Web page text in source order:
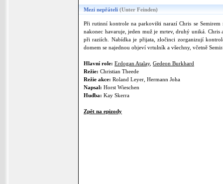
Mezi nepřáteli (Unter Feinden)
Při rutinní kontrole na parkovišti narazí Chris se
nakonec havaruje, jeden muž je mrtev, druhý uniká.
při raziích. Nabídka je přijata, zločinci zorganizují
domem se najednou objeví vrtulník a všechny, včetně
Hlavní role: Erdogan Atalay, Gedeon Burkhard
Režie: Christian Theede
Režie akce: Roland Leyer, Hermann Joha
Napsal: Horst Wieschen
Hudba: Kay Skerra
Zpět na epizody